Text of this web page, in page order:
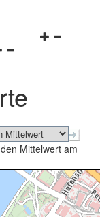
Mittelwert am